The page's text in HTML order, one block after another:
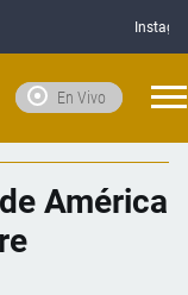
En Vivo
América